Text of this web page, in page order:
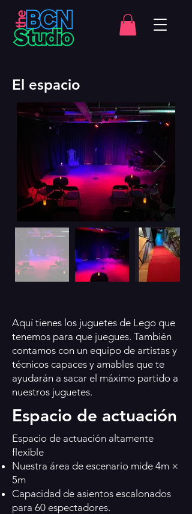
El espacio
Aquí tienes los juguetes de Lego que
tenemos para que juegues. También
contamos con un equipo de artistas y
técnicos capaces y amables que te
ayudarán a sacar el máximo partido a
nuestros juguetes.
Espacio de actuación
Espacio de actuación altamente
flexible
Nuestra área de escenario mide 4m ×
5m
Capacidad de asientos escalonados
para 60 espectadores.